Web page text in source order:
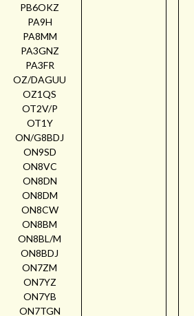
PB6OKZ
PA9H
PA8MM
PA3GNZ
PA3FR
OZ/DAGUU
OZ1QS
OT2V/P
OT1Y
ON/G8BDJ
ON9SD
ON8VC
ON8DN
ON8DM
ON8CW
ON8BM
ON8BL/M
ON8BDJ
ON7ZM
ON7YZ
ON7YB
ON7TGN